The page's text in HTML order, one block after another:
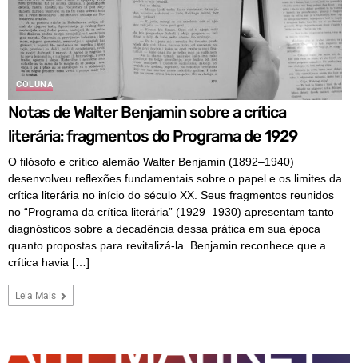
COLUNA
Notas de Walter Benjamin sobre a crítica
literária: fragmentos do Programa de 1929
O filósofo e crítico alemão Walter Benjamin (1892–1940)
desenvolveu reflexões fundamentais sobre o papel e os limites da
crítica literária no início do século XX. Seus fragmentos reunidos
no “Programa da crítica literária” (1929–1930) apresentam tanto
diagnósticos sobre a decadência dessa prática em sua época
quanto propostas para revitalizá-la. Benjamin reconhece que a
crítica havia […]
Leia Mais